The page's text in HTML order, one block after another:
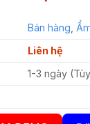
Bán hàng
Liên hệ
1-3 ngày